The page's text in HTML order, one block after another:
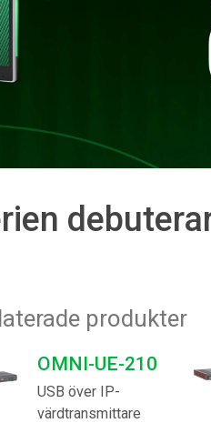
produkter
OMNI-UE-210
USB över IP-
värdtransmittare